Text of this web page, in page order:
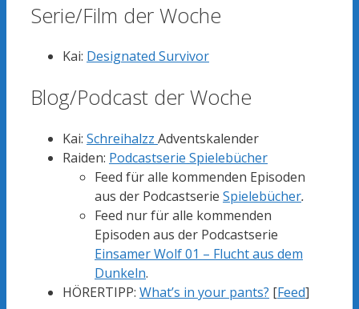
Serie/Film der Woche
Kai: Designated Survivor
Blog/Podcast der Woche
Kai: Schreihalzz Adventskalender
Raiden: Podcastserie Spielebücher
Feed für alle kommenden Episoden
aus der Podcastserie Spielebücher.
Feed nur für alle kommenden
Episoden aus der Podcastserie
Einsamer Wolf 01 – Flucht aus dem
Dunkeln.
HÖRERTIPP: What’s in your pants? [Feed]